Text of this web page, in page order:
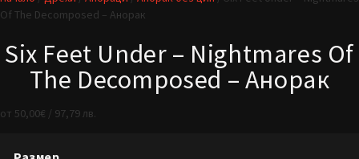
Of The Decomposed – Анорак
Six Feet Under – Nightmares Of
The Decomposed – Анорак
от 50,00€ / 97,79 лв.